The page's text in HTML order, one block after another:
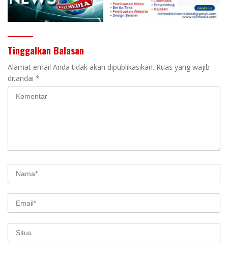
Tinggalkan Balasan
Alamat email Anda tidak akan dipublikasikan. Ruas yang wajib
ditandai *